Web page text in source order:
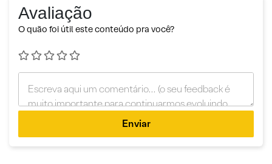
Avaliação
O quão foi útil este conteúdo pra você?
Enviar